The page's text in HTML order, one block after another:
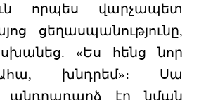
որպես վարչապետ
ցեղասպանությունը,
«Ես հենց նոր
խնդրեմ»։ Սա
անդրադարձ էր նման